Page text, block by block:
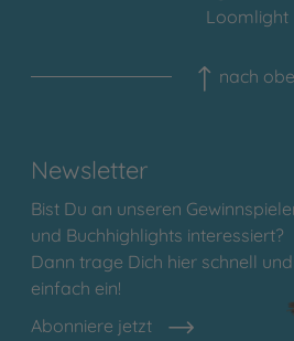
Loomlight
nach
Newsletter
Bist Du an unseren
und Buchhighlights interessiert?
Dann trage Dich hier schnell und
einfach ein!
Abonniere jetzt